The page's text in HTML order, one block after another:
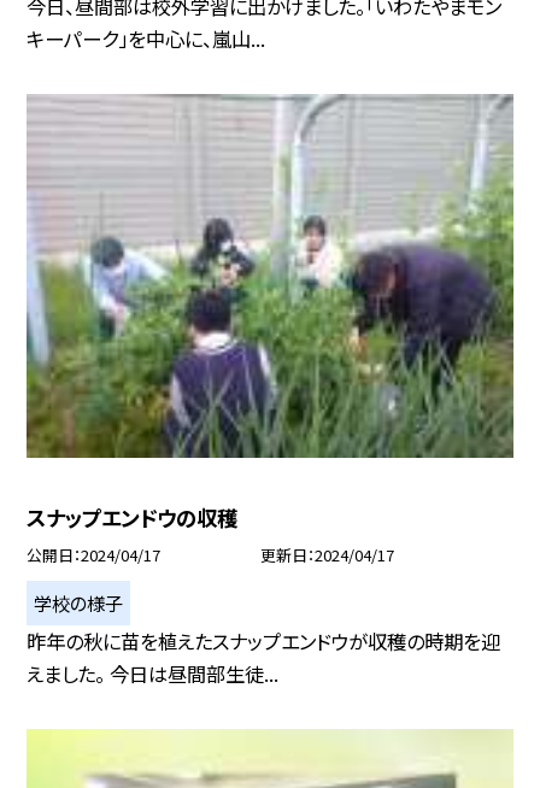
今日、昼間部は校外学習に出かけました。「いわたやまモン
キーパーク」を中心に、嵐山...
スナップエンドウの収穫
公開日 2024/04/17 更新日 2024/04/17
学校の様子
昨年の秋に苗を植えたスナップエンドウが収穫の時期を迎
えました。 今日は昼間部生徒...